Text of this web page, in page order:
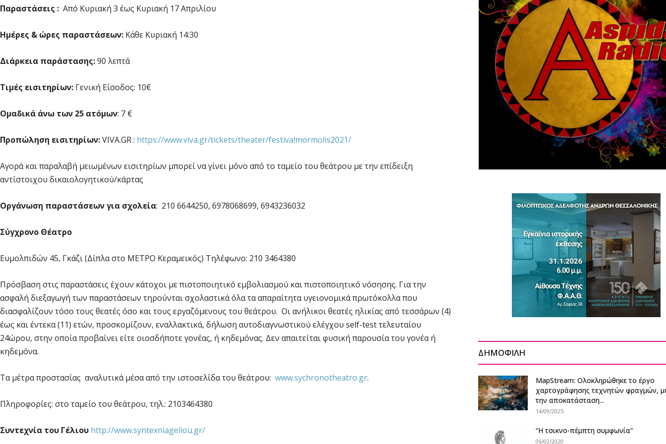
Παραστάσεις : Από Κυριακή 3 έως Κυριακή 17 Απριλίου
Ημέρες & ώρες παραστάσεων: Κάθε Κυριακή 14:30
Διάρκεια παράστασης:90 λεπτά
Τιμές εισιτηρίων: Γενική Είσοδος: 10€
Ομαδικά άνω των 25 ατόμων: 7 €
Προπώληση εισιτηρίων:VIVA.GR : https://www.viva.gr/tickets/theater/festivalmormolis2021/
Αγορά και παραλαβή μειωμένων εισιτηρίων μπορεί να γίνει μόνο από το ταμείο του θεάτρου με την επίδειξη
αντίστοιχου δικαιολογητικού/κάρτας
Οργάνωση παραστάσεων για σχολεία: 210 6644250, 6978068699, 6943236032
Σύγχρονο Θέατρο
Ευμολπιδών 45, Γκάζι (Δίπλα στο ΜΕΤΡΟ Κεραμεικός) Τηλέφωνο: 210 3464380
Πρόσβαση στις παραστάσεις έχουν κάτοχοι με πιστοποιητικό εμβολιασμού και πιστοποιητικό νόσησης. Για την
ασφαλή διεξαγωγή των παραστάσεων τηρούνται σχολαστικά όλα τα απαραίτητα υγειονομικά πρωτόκολλα που
διασφαλίζουν τόσο τους θεατές όσο και τους εργαζόμενους του θεάτρου. Οι ανήλικοι θεατές ηλικίας από τεσσάρων (4)
έως και έντεκα (11) ετών, προσκομίζουν, εναλλακτικά, δήλωση αυτοδιαγνωστικού ελέγχου self-test τελευταίου
24ώρου, στην οποία προβαίνει είτε οιοσδήποτε γονέας, ή κηδεμόνας. Δεν απαιτείται φυσική παρουσία του γονέα ή
κηδεμόνα.
Τα μέτρα προστασίας αναλυτικά μέσα από την ιστοσελίδα του θεάτρου: www.sychronotheatro.gr.
Πληροφορίες: στο ταμείο του θεάτρου, τηλ.: 2103464380
Συντεχνία του Γέλιου http://www.syntexniageliou.gr/
ΔΗΜΟΦΙΛΗ
MapStream: Ολοκληρώθηκε το έργο
χαρτογράφησης τεχνητών φραγμών,
την αποκατάσταση...
14/09/2025
“Η τσικνο-πέμπτη συμφωνία”
06/02/2020